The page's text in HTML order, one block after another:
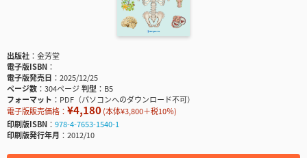
出版社
金芳堂
電子版ISBN
電子版発売日
2025/12/25
ページ数
304ページ判型
B5
フォーマット
PDF（パソコンへのダウンロード不可）
電子版販売価格： ¥4,180(本体¥3,800＋税10％)
印刷版ISBN
978-4-7653-1540-1
印刷版発行年月
2012/10